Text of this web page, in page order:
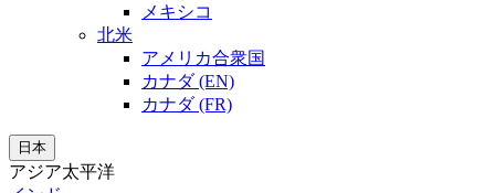
メキシコ
北米
アメリカ合衆国
カナダ (EN)
カナダ (FR)
日本
アジア太平洋